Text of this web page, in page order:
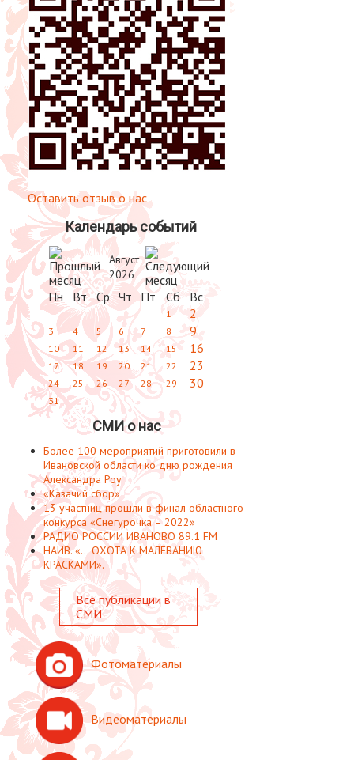
Оставить отзыв о нас
Календарь событий
Август
2026
Пн Вт Ср Чт Пт Сб Вс
1 2
3 4 5 6 7 8 9
10 11 12 13 14 15 16
17 18 19 20 21 22 23
24 25 26 27 28 29 30
31
СМИ о нас
Более 100 мероприятий приготовили в
Ивановской области ко дню рождения
Александра Роу
«Казачий сбор»
13 участниц прошли в финал областного
конкурса «Снегурочка – 2022»
РАДИО РОССИИ ИВАНОВО 89.1 FM
НАИВ. «... ОХОТА К МАЛЕВАНИЮ
КРАСКАМИ».
Все публикации в
СМИ
Фотоматериалы
Видеоматериалы